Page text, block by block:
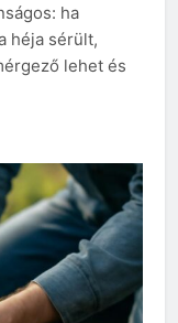
ha
héja sérült,
lehet és